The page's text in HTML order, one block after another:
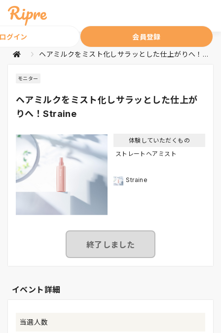
グイン 会員登録
ヘアミルクをミスト化しサラッとした仕上がりへ！Straine
モニター
ヘアミルクをミスト化しサラッとした仕上が
りへ！Straine
体験していただくもの
ストレートヘアミスト
Straine
終了しました
イベント詳細
当選人数